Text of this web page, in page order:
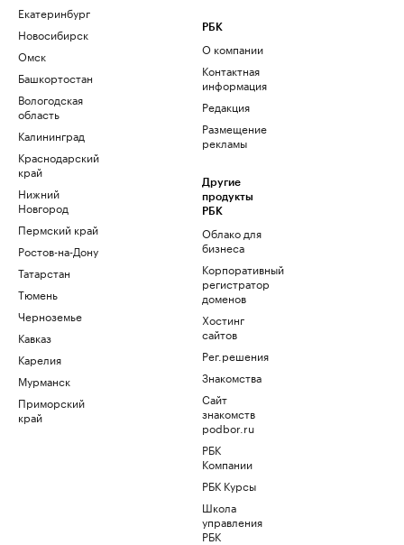
Екатеринбург
Новосибирск
Омск
Башкортостан
Вологодская
область
Калининград
Краснодарский
край
Нижний
Новгород
Пермский край
Ростов-на-Дону
Татарстан
Тюмень
Черноземье
Кавказ
Карелия
Мурманск
Приморский
край
РБК
О компании
Контактная
информация
Редакция
Размещение
рекламы
Другие
продукты
РБК
Облако для
бизнеса
Корпоративный
регистратор
доменов
Хостинг
сайтов
Рег.решения
Знакомства
Сайт
знакомств
podbor.ru
РБК
Компании
РБК Курсы
Школа
управления
РБК